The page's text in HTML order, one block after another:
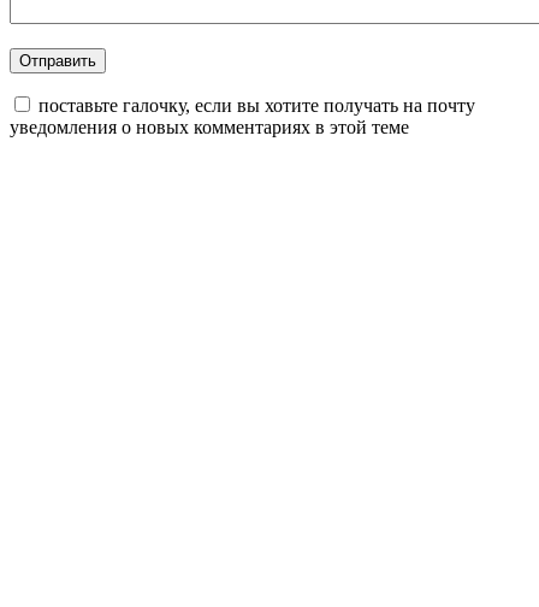
поставьте галочку, если вы хотите получать на почту
уведомления о новых комментариях в этой теме